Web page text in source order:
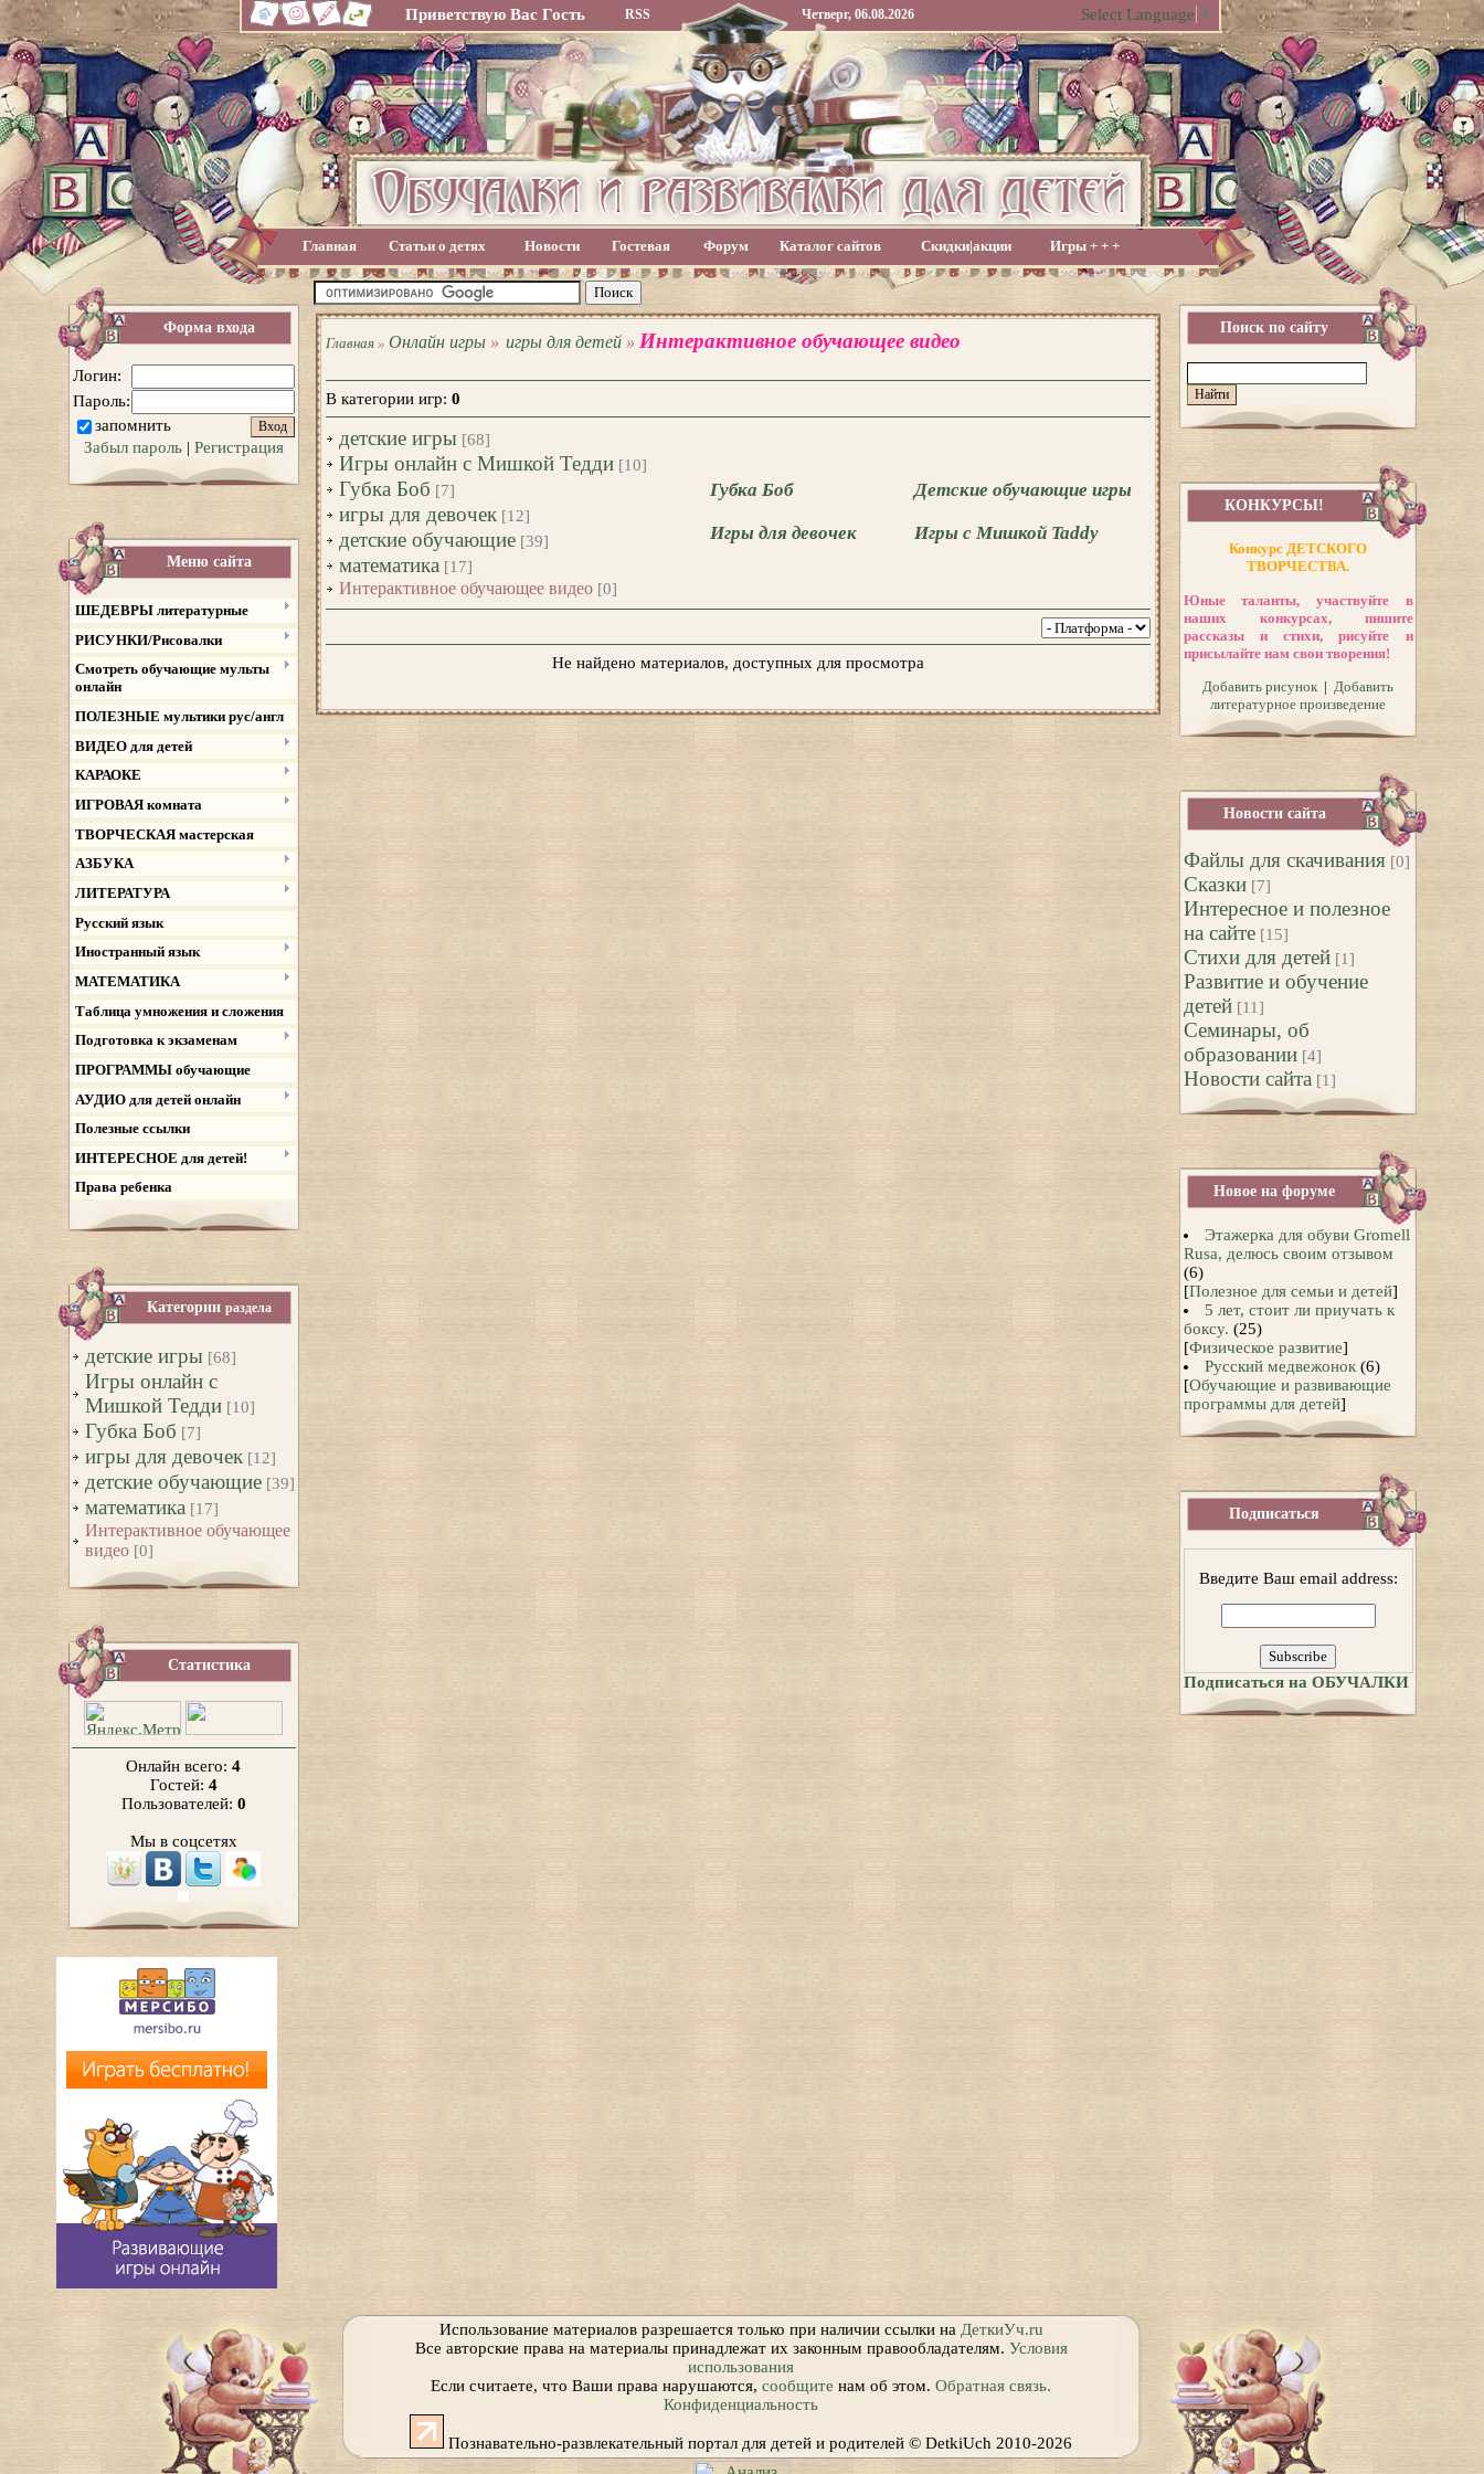
Приветствую Вас Гость RSS Четверг, 06.08.2026 Select Language ▼
Главная Статьи о детях Новости Гостевая Форум Каталог сайтов Скидки|акции Игры + + +
Форма входа
Логин:
Пароль:
запомнить
Забыл пароль| Регистрация
Меню сайта
ШЕДЕВРЫ литературные
РИСУНКИ/Рисовалки
Смотреть обучающие мульты
онлайн
ПОЛЕЗНЫЕ мультики рус/англ
ВИДЕО для детей
КАРАОКЕ
ИГРОВАЯ комната
ТВОРЧЕСКАЯ мастерская
АЗБУКА
ЛИТЕРАТУРА
Русский язык
Иностранный язык
МАТЕМАТИКА
Таблица умножения и сложения
Подготовка к экзаменам
ПРОГРАММЫ обучающие
АУДИО для детей онлайн
Полезные ссылки
ИНТЕРЕСНОЕ для детей!
Права ребенка
Категории раздела
детские игры [68]
Игры онлайн с
Мишкой Тедди [10]
Губка Боб [7]
игры для девочек [12]
детские обучающие [39]
математика [17]
Интерактивное обучающее
видео [0]
Статистика
Онлайн всего: 4
Гостей: 4
Пользователей: 0
Мы в соцсетях
Главная» Онлайн игры» игры для детей» Интерактивное обучающее видео
В категории игр: 0
детские игры [68]
Игры онлайн с Мишкой Тедди [10]
Губка Боб [7]
игры для девочек [12]
детские обучающие [39]
математика [17]
Интерактивное обучающее видео [0]
Губка Боб Детские обучающие игры
Игры для девочек Игры с Мишкой Taddy
Не найдено материалов, доступных для просмотра
Поиск по сайту
КОНКУРСЫ!
Конкурс ДЕТСКОГО
ТВОРЧЕСТВА.
Юные таланты, участвуйте в
наших конкурсах, пишите
рассказы и стихи, рисуйте и
присылайте нам свои творения!
Добавить рисунок | Добавить
литературное произведение
Новости сайта
Файлы для скачивания [0]
Сказки [7]
Интересное и полезное
на сайте [15]
Стихи для детей [1]
Развитие и обучение
детей [11]
Семинары, об
образовании [4]
Новости сайта [1]
Новое на форуме
Этажерка для обуви Gromell
Rusa, делюсь своим отзывом
(6)
[Полезное для семьи и детей]
5 лет, стоит ли приучать к
боксу. (25)
[Физическое развитие]
Русский медвежонок (6)
[Обучающие и развивающие
программы для детей]
Подписаться
Введите Ваш email address:
Подписаться на ОБУЧАЛКИ
Использование материалов разрешается только при наличии ссылки на ДеткиУч.ru
Все авторские права на материалы принадлежат их законным правообладателям. Условия
использования
Если считаете, что Ваши права нарушаются, сообщите нам об этом. Обратная связь.
Конфиденциальность
Познавательно-развлекательный портал для детей и родителей © DetkiUch 2010-2026